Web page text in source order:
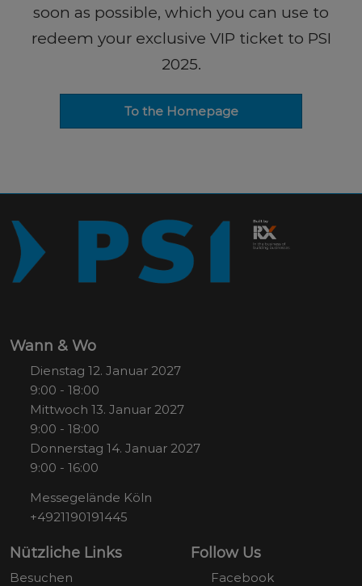
soon as possible, which you can use to
redeem your exclusive VIP ticket to PSI
2025.
To the Homepage
Wann & Wo
Dienstag 12. Januar 2027
9:00 - 18:00
Mittwoch 13. Januar 2027
9:00 - 18:00
Donnerstag 14. Januar 2027
9:00 - 16:00
Messegelände Köln
+4921190191445
Nützliche Links
Besuchen
Follow Us
Facebook